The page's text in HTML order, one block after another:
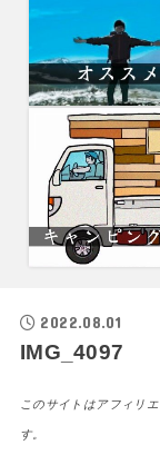
2022.08.01
IMG_4097
このサイトはアフィリ
す。